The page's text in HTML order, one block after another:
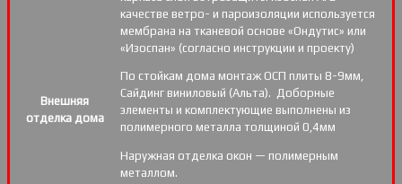
качестве ветро- и пароизоляции используется
мембрана на тканевой основе «Ондутис» или
«Изоспан» (согласно инструкции и проекту)
Внешняя
отделка дома
По стойкам дома монтаж ОСП плиты 8-9мм,
Сайдинг виниловый (Альта). Доборные
элементы и комплектующие выполнены из
полимерного металла толщиной 0,4мм
Наружная отделка окон — полимерным
металлом.